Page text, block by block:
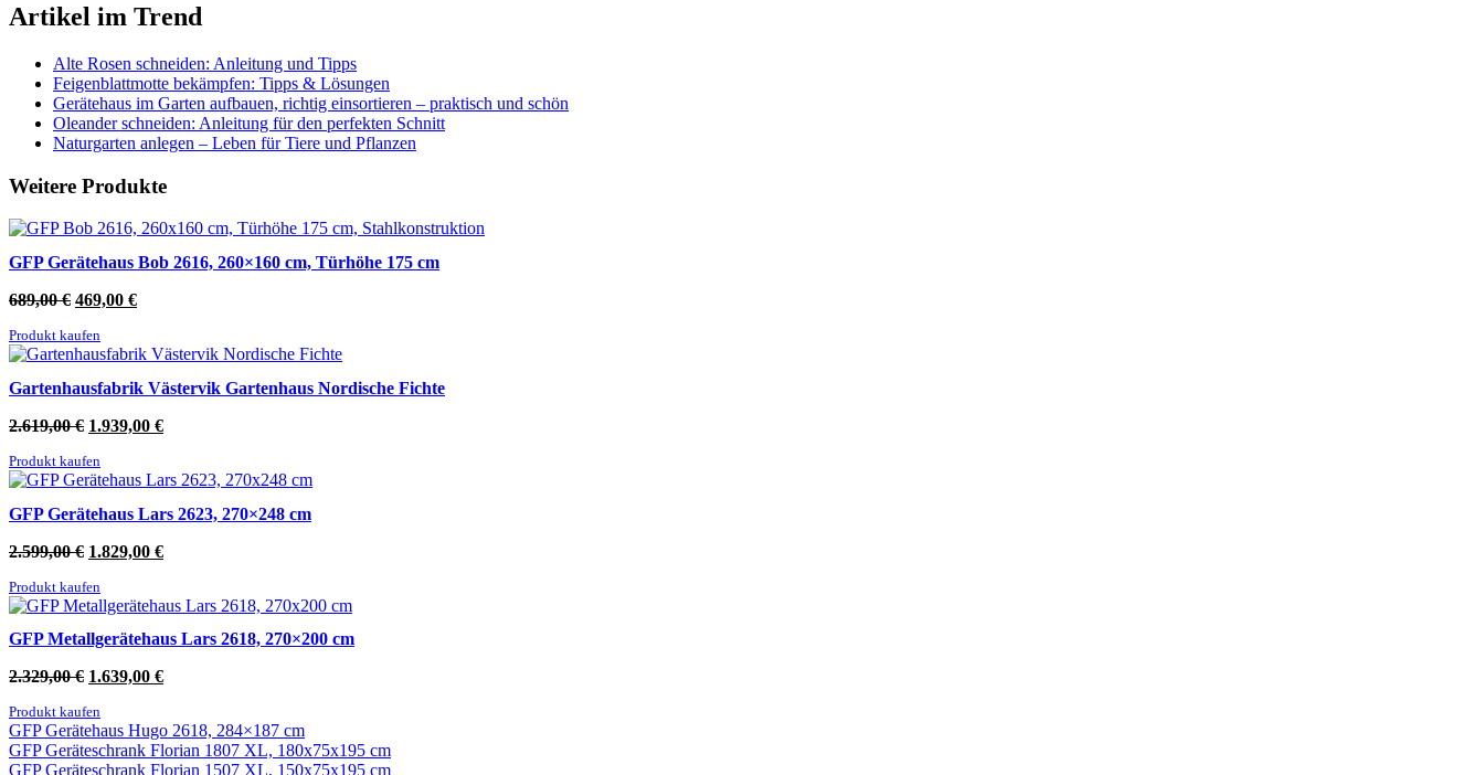
Artikel im Trend
Alte Rosen schneiden: Anleitung und Tipps
Feigenblattmotte bekämpfen: Tipps & Lösungen
Gerätehaus im Garten aufbauen, richtig einsortieren – praktisch und schön
Oleander schneiden: Anleitung für den perfekten Schnitt
Naturgarten anlegen – Leben für Tiere und Pflanzen
Weitere Produkte
GFP Gerätehaus Bob 2616, 260×160 cm, Türhöhe 175 cm
689,00€ Ursprünglicher
war:
689,00 €
469,00 €Aktueller
469,00 €.
Produkt kaufen
Gartenhausfabrik Västervik Gartenhaus Nordische Fichte
2.619,00€ Ursprünglicher
war:
2.619,00 €
1.939,00 €Aktueller
1.939,00 €.
Produkt kaufen
GFP Gerätehaus Lars 2623, 270×248 cm
2.599,00€ Ursprünglicher
war:
2.599,00 €
1.829,00 €Aktueller
1.829,00 €.
Produkt kaufen
GFP Metallgerätehaus Lars 2618, 270×200 cm
2.329,00€ Ursprünglicher
war:
2.329,00 €
1.639,00 €Aktueller
1.639,00 €.
Produkt kaufen
GFP Gerätehaus Hugo 2618, 284×187 cm
GFP Geräteschrank Florian 1807 XL, 180x75x195 cm
GFP Geräteschrank Florian 1507 XL, 150x75x195 cm